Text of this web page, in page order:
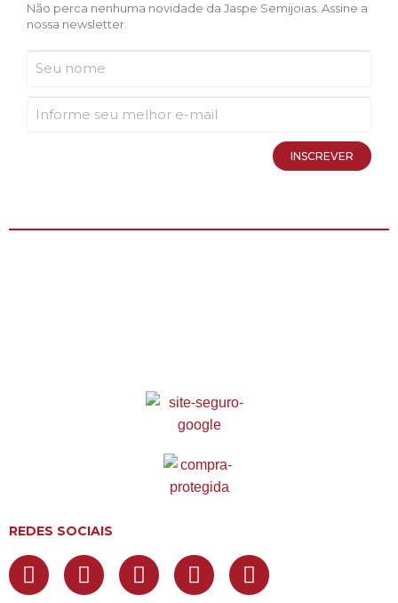
Não perca nenhuma novidade da Jaspe Semijoias. Assine a
nossa newsletter.
INSCREVER
REDES SOCIAIS